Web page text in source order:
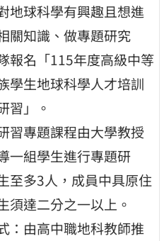
地球科學有興趣且想進
關知識、做專題研究
報名「115年度高級中等
學生地球科學人才培訓
習」。
習專題課程由大學教授
一組學生進行專題研
至多3人，成員中具原住
須達二分之一以上。
：由高中職地科教師推